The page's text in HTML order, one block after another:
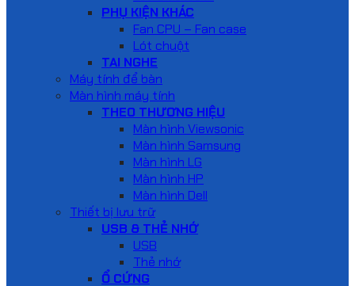
PHỤ KIỆN KHÁC
Fan CPU – Fan case
Lót chuột
TAI NGHE
Máy tính để bàn
Màn hình máy tính
THEO THƯƠNG HIỆU
Màn hình Viewsonic
Màn hình Samsung
Màn hình LG
Màn hình HP
Màn hình Dell
Thiết bị lưu trữ
USB & THẺ NHỚ
USB
Thẻ nhớ
Ổ CỨNG